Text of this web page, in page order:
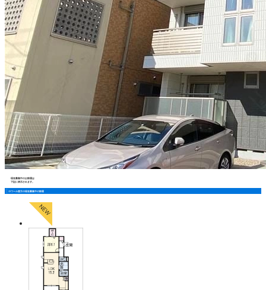
現在募集中のお部屋は
下記に表示されます。
ロワール恵方の現在募集中の部屋